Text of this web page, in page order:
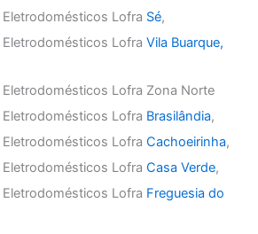
Lofra Sé,
Eletrodomésticos LofraVila Buarque,
Lofra Zona Norte
Lofra Brasilândia,
Eletrodomésticos LofraCachoeirinha,
Eletrodomésticos LofraCasa Verde,
Lofra Freguesia do